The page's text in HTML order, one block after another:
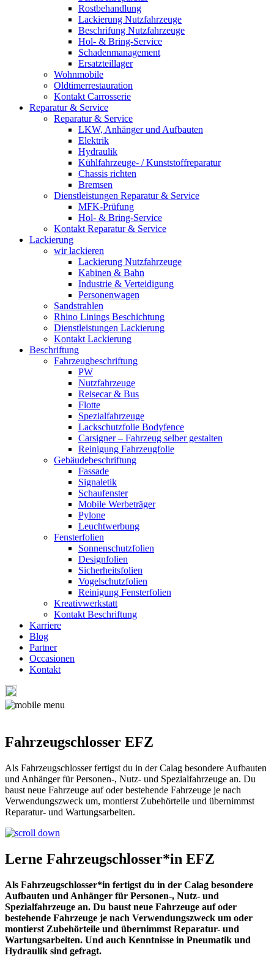
Rostbehandlung
Lackierung Nutzfahrzeuge
Beschrifung Nutzfahrzeuge
Hol- & Bring-Service
Schadenmanagement
Ersatzteillager
Wohnmobile
Oldtimerrestauration
Kontakt Carrosserie
Reparatur & Service
Reparatur & Service
LKW, Anhänger und Aufbauten
Elektrik
Hydraulik
Kühlfahrzeuge- / Kunststoffreparatur
Chassis richten
Bremsen
Dienstleistungen Reparatur & Service
MFK-Prüfung
Hol- & Bring-Service
Kontakt Reparatur & Service
Lackierung
wir lackieren
Lackierung Nutzfahrzeuge
Kabinen & Bahn
Industrie & Verteidigung
Personenwagen
Sandstrahlen
Rhino Linings Beschichtung
Dienstleistungen Lackierung
Kontakt Lackierung
Beschriftung
Fahrzeugbeschriftung
PW
Nutzfahrzeuge
Reisecar & Bus
Flotte
Spezialfahrzeuge
Lackschutzfolie Bodyfence
Carsigner – Fahrzeug selber gestalten
Reinigung Fahrzeugfolie
Gebäudebeschriftung
Fassade
Signaletik
Schaufenster
Mobile Werbeträger
Pylone
Leuchtwerbung
Fensterfolien
Sonnenschutzfolien
Designfolien
Sicherheitsfolien
Vogelschutzfolien
Reinigung Fensterfolien
Kreativwerkstatt
Kontakt Beschriftung
Karriere
Blog
Partner
Occasionen
Kontakt
Fahrzeugschlosser EFZ
Als Fahrzeugschlosser fertigst du in der Calag besondere Aufbauten
und Anhänger für Personen-, Nutz- und Spezialfahrzeuge an. Du
baust neue Fahrzeuge auf oder bestehende Fahrzeuge je nach
Verwendungszweck um, montierst Zubehörteile und übernimmst
Reparatur- und Wartungsarbeiten.
Lerne Fahrzeugschlosser*in EFZ
Als Fahrzeugschlosser*in fertigst du in der Calag besondere
Aufbauten und Anhänger für Personen-, Nutz- und
Spezialfahrzeuge an. Du baust neue Fahrzeuge auf oder
bestehende Fahrzeuge je nach Verwendungszweck um oder
montierst Zubehörteile und übernimmst Reparatur- und
Wartungsarbeiten. Und auch Kenntnisse in Pneumatik und
Hydraulik sind gefragt.